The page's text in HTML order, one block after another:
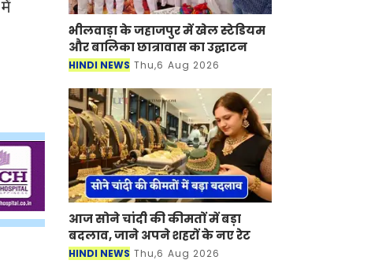
भीलवाड़ा के जहाजपुर में खेल स्टेडियम
और बालिका छात्रावास का उद्घाटन
HINDI NEWS Thu,6 Aug 2026
आज सोने चांदी की कीमतों में बड़ा
बदलाव, जाने अपने शहरों के नए रेट
HINDI NEWS Thu,6 Aug 2026